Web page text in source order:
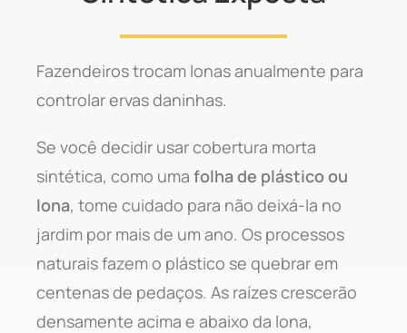
Fazendeiros trocam lonas anualmente para
controlar ervas daninhas.
Se você decidir usar cobertura morta
sintética, como uma folha de plástico ou
lona, tome cuidado para não deixá-la no
jardim por mais de um ano. Os processos
naturais fazem o plástico se quebrar em
centenas de pedaços. As raízes crescerão
densamente acima e abaixo da lona,